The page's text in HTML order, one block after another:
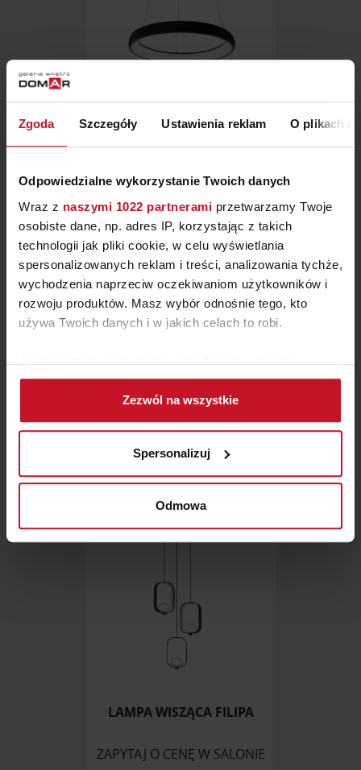
Zgoda Szczegóły Ustawienia reklam O plikach
Odpowiedzialne wykorzystanie Twoich danych
Wraz z naszymi 1022 partnerami przetwarzamy Twoje
osobiste dane, np. adres IP, korzystając z takich
technologii jak pliki cookie, w celu wyświetlania
spersonalizowanych reklam i treści, analizowania tychże,
wychodzenia naprzeciw oczekiwaniom użytkowników i
rozwoju produktów. Masz wybór odnośnie tego, kto
używa Twoich danych i w jakich celach to robi.
Jeśli wyrazisz na to zgodę, chcielibyśmy również:
Gromadzić dane dotyczące Twojej lokalizacji
geograficznej z dokładnością nawet do kilku metrów
Identyfikować Twoje urządzenie, aktywnie
(fingerprinting, czyli wirtualny odcisk palca)
Dowiedz się więcej odnośnie tego, jak Twoje osobiste
dane są przetwarzane oraz ustaw własne preferencje w
zmienić lub wycofać swoją zgodę w dowolnej chwili.
Wykorzystujemy pliki cookie do spersonalizowania treści
analizować ruch w naszej witrynie. Informacje o tym, jak
korzystasz z naszej witryny, udostępniamy partnerom
korzystania z ich usług.
Zezwól na wszystkie
Spersonalizuj
Odmowa
OD1 124,90 ZŁ
LAMPA WISZĄCA PUMPKIN
TERRACOTA
ZAPYTAJ O CENĘ W SALONIE
LAMPA WISZĄCA FILIPA
ZAPYTAJ O CENĘ W SALONIE